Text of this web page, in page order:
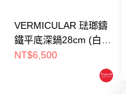
VERMICULAR 琺瑯鑄
鐵平底深鍋28cm (白橡
木)
NT$6,500